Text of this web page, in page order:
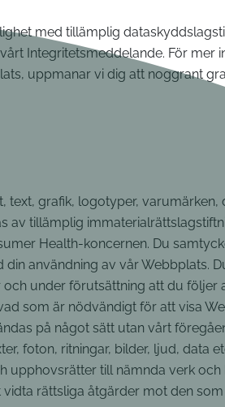
med tillämplig
Integritetsmeddelande. För mer
uppmanar vi dig att noggrant
grafik, logotyper, varumärken,
tillämplig
Health-koncernen. Du
användning av vår Webbplats.
under förutsättning att du följer
som är nödvändigt för att visa
på något sätt utan vårt
foton, ritningar, bilder, ljud, data
upphovsrätter till nämnda verk och
rättsliga åtgärder mot den